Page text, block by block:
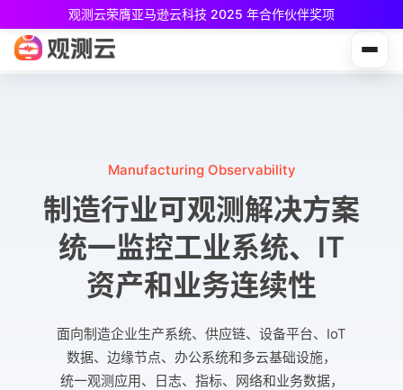
观测云荣膺亚马逊云科技 2025 年合作伙伴奖项
专为中小团队与个人开发者设计，立享强大可观测能力
Manufacturing Observability
制造行业可观测解决方案
统一监控工业系统、IT
资产和业务连续性
面向制造企业生产系统、供应链、设备平台、IoT
数据、边缘节点、办公系统和多云基础设施，
统一观测应用、日志、指标、网络和业务数据，